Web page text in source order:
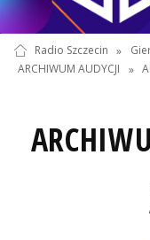
Radio Szczecin »
ARCHIWUM AUDYCJI
»